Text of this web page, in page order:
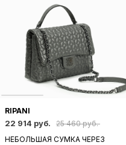
RIPANI
22 914 руб.
25 460 руб.
НЕБОЛЬШАЯ СУМКА ЧЕРЕЗ